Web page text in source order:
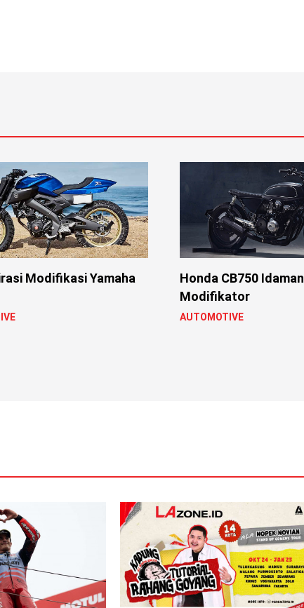
Modifikasi Yamaha
Honda CB750 Idaman
Modifikator
AUTOMOTIVE